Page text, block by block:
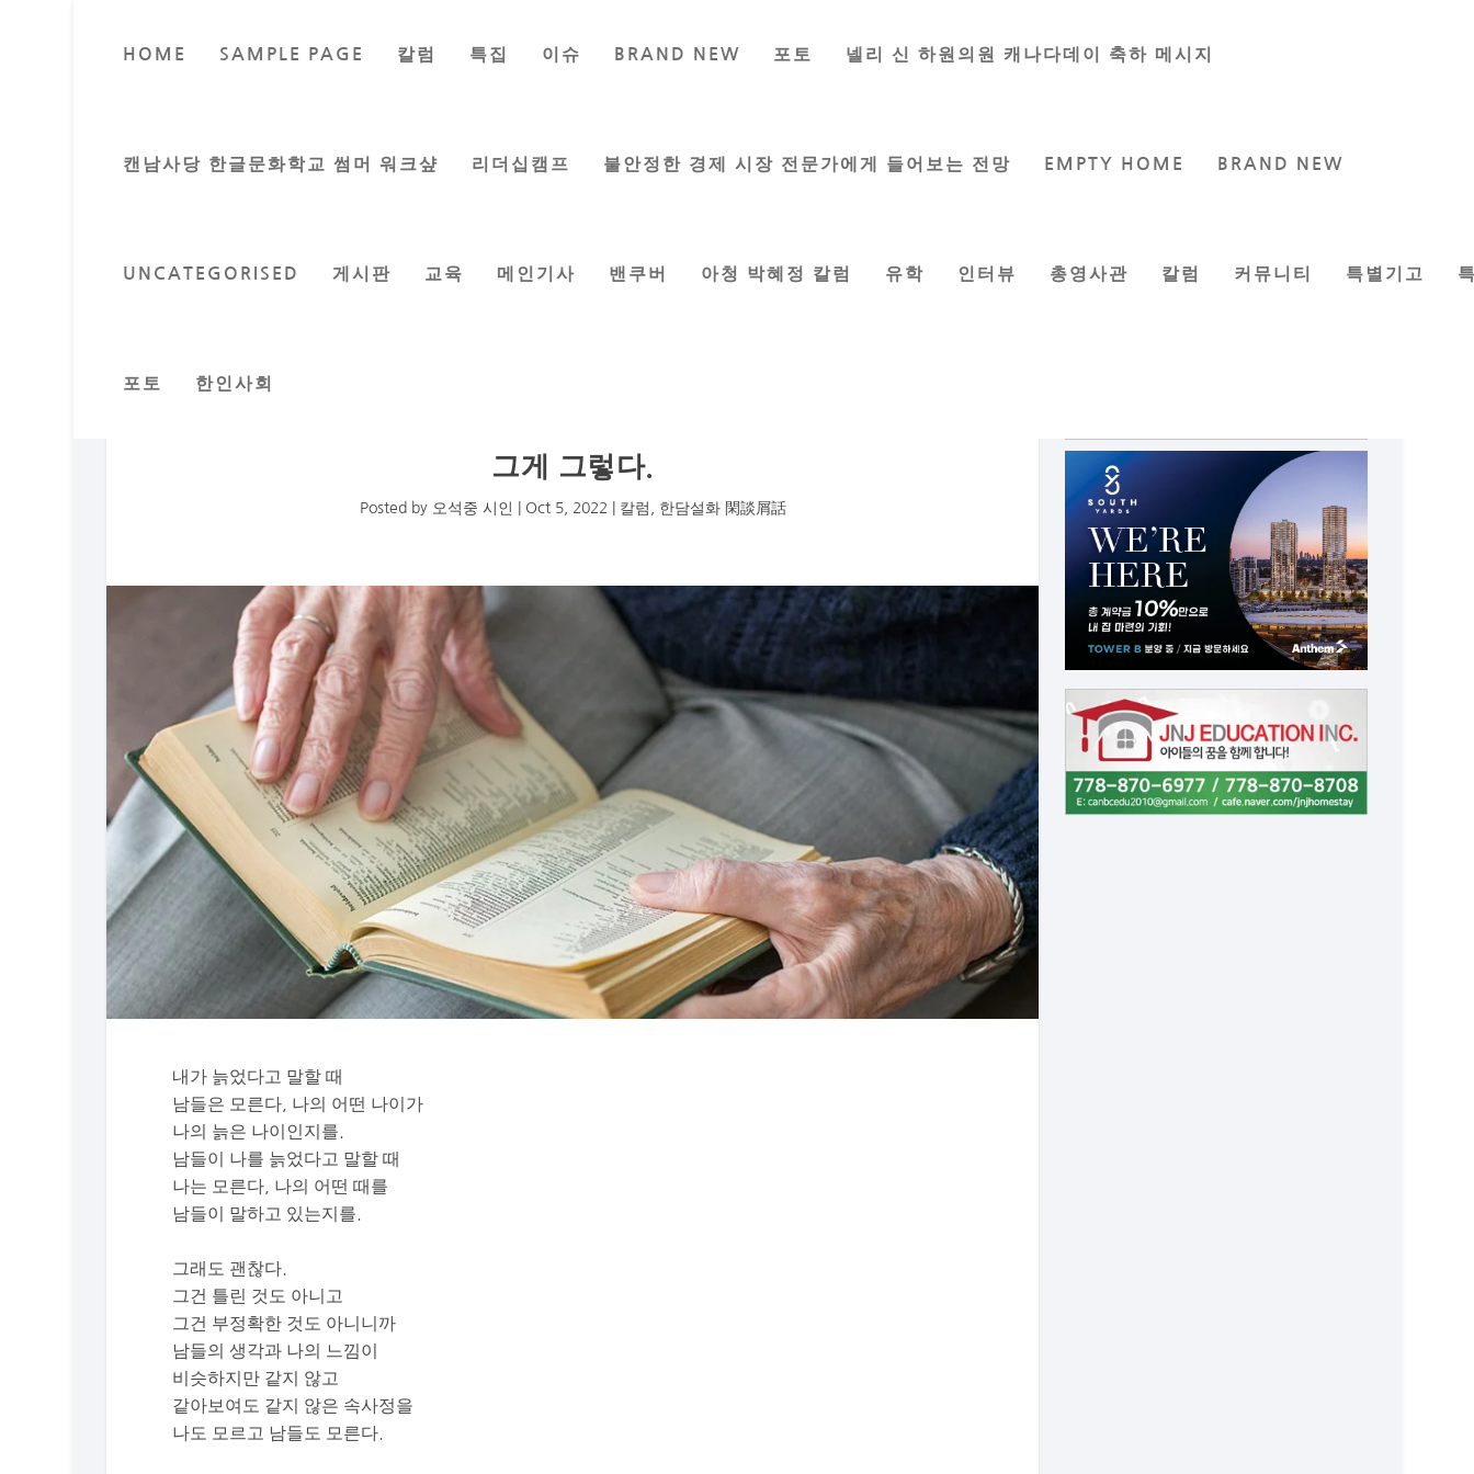
HOME SAMPLE PAGE 칼럼 특집 이슈 BRAND NEW 포토 넬리 신 하원의원 캐나다데이 축하 메시지
캔남사당 한글문화학교 썸머 워크샾 리더십캠프 불안정한 경제 시장 전문가에게 들어보는 전망 EMPTY HOME BRAND NEW
UNCATEGORISED 게시판 교육 메인기사 밴쿠버 아청 박혜정 칼럼 유학 인터뷰 총영사관 칼럼 커뮤니티 특별기고
포토 한인사회
그게 그렇다.
Posted by 오석중 시인 Oct 5, 2022 칼럼 한담설화 閑談屑話
내가 늙었다고 말할 때
남들은 모른다, 나의 어떤 나이가
나의 늙은 나이인지를.
남들이 나를 늙었다고 말할 때
나는 모른다, 나의 어떤 때를
남들이 말하고 있는지를.
그래도 괜찮다.
그건 틀린 것도 아니고
그건 부정확한 것도 아니니까
남들의 생각과 나의 느낌이
비슷하지만 같지 않고
같아보여도 같지 않은 속사정을
나도 모르고 남들도 모른다.